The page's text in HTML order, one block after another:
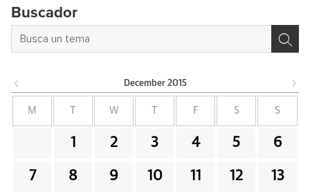
Buscador
December 2015
M W F S S
1 2 3 4 5 6
7 8 9 10 11 12 13